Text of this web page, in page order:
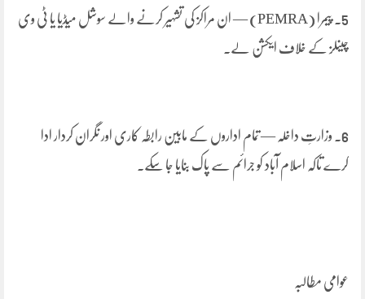
5. پیمرا (PEMRA) — ان مراکز کی تشہیر کرنے والے سوشل میڈیا یا ٹی وی
چینلز کے خلاف ایکشن لے۔
6. وزارتِ داخلہ — تمام اداروں کے مابین رابطہ کاری اور نگران کردار ادا
کرے تاکہ اسلام آباد کو جرائم سے پاک بنایا جا سکے۔
عوامی مطالبہ